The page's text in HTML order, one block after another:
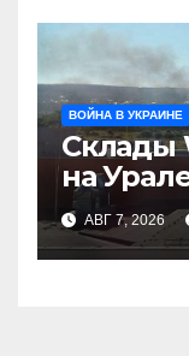
ВОЙНА В УКРАИНЕ
Склады
на
поАВГ 7, 2026